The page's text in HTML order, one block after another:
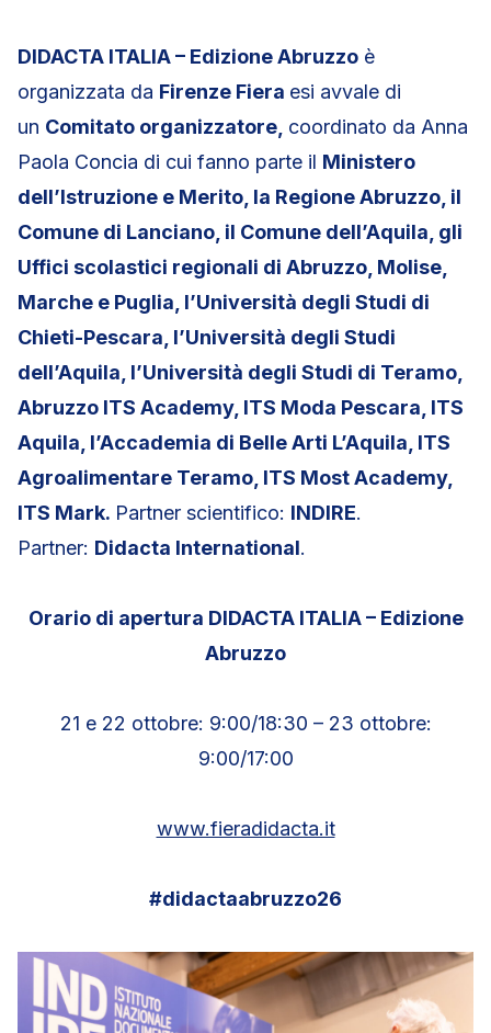
DIDACTA ITALIA – Edizione Abruzzo è
organizzata da Firenze Fiera esi avvale di
un Comitato organizzatore, coordinato da Anna
Paola Concia di cui fanno parte il Ministero
dell’Istruzione e Merito, la Regione Abruzzo, il
Comune di Lanciano, il Comune dell’Aquila, gli
Uffici scolastici regionali di Abruzzo, Molise,
Marche e Puglia, l’Università degli Studi di
Chieti-Pescara, l’Università degli Studi
dell’Aquila, l’Università degli Studi di Teramo,
Abruzzo ITS Academy, ITS Moda Pescara, ITS
Aquila, l’Accademia di Belle Arti L’Aquila, ITS
Agroalimentare Teramo, ITS Most Academy,
ITS Mark. Partner scientifico: INDIRE.
Partner: Didacta International.
Orario di apertura DIDACTA ITALIA – Edizione
Abruzzo
21 e 22 ottobre: 9:00/18:30 – 23 ottobre:
9:00/17:00
www.fieradidacta.it
#didactaabruzzo26